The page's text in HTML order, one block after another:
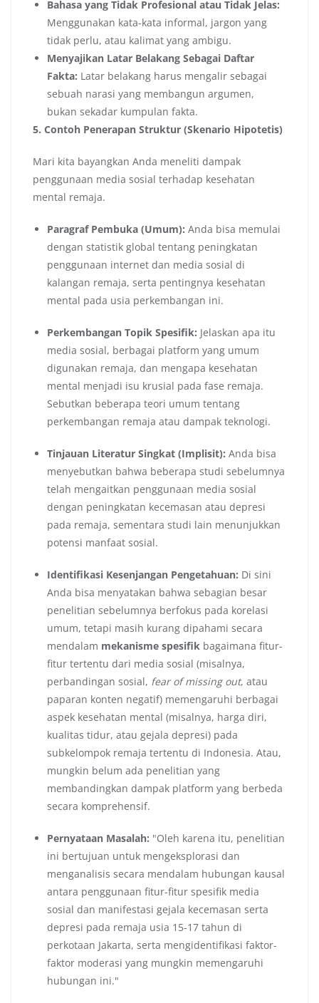
Bahasa yang Tidak Profesional atau Tidak Jelas:
Menggunakan kata-kata informal, jargon yang
tidak perlu, atau kalimat yang ambigu.
Menyajikan Latar Belakang Sebagai Daftar
Fakta: Latar belakang harus mengalir sebagai
sebuah narasi yang membangun argumen,
bukan sekadar kumpulan fakta.
5. Contoh Penerapan Struktur (Skenario Hipotetis)
Mari kita bayangkan Anda meneliti dampak
penggunaan media sosial terhadap kesehatan
mental remaja.
Paragraf Pembuka (Umum): Anda bisa memulai
dengan statistik global tentang peningkatan
penggunaan internet dan media sosial di
kalangan remaja, serta pentingnya kesehatan
mental pada usia perkembangan ini.
Perkembangan Topik Spesifik: Jelaskan apa itu
media sosial, berbagai platform yang umum
digunakan remaja, dan mengapa kesehatan
mental menjadi isu krusial pada fase remaja.
Sebutkan beberapa teori umum tentang
perkembangan remaja atau dampak teknologi.
Tinjauan Literatur Singkat (Implisit): Anda bisa
menyebutkan bahwa beberapa studi sebelumnya
telah mengaitkan penggunaan media sosial
dengan peningkatan kecemasan atau depresi
pada remaja, sementara studi lain menunjukkan
potensi manfaat sosial.
Identifikasi Kesenjangan Pengetahuan: Di sini
Anda bisa menyatakan bahwa sebagian besar
penelitian sebelumnya berfokus pada korelasi
umum, tetapi masih kurang dipahami secara
mendalam mekanisme spesifik bagaimana fitur-
fitur tertentu dari media sosial (misalnya,
perbandingan sosial, fear of missing out, atau
paparan konten negatif) memengaruhi berbagai
aspek kesehatan mental (misalnya, harga diri,
kualitas tidur, atau gejala depresi) pada
subkelompok remaja tertentu di Indonesia. Atau,
mungkin belum ada penelitian yang
membandingkan dampak platform yang berbeda
secara komprehensif.
Pernyataan Masalah: "Oleh karena itu, penelitian
ini bertujuan untuk mengeksplorasi dan
menganalisis secara mendalam hubungan kausal
antara penggunaan fitur-fitur spesifik media
sosial dan manifestasi gejala kecemasan serta
depresi pada remaja usia 15-17 tahun di
perkotaan Jakarta, serta mengidentifikasi faktor-
faktor moderasi yang mungkin memengaruhi
hubungan ini."